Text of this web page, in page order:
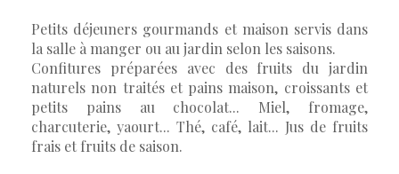
Petits déjeuners gourmands et maison servis dans
la salle à manger ou au jardin selon les saisons.
Confitures préparées avec des fruits du jardin
naturels non traités et pains maison, croissants et
petits pains au chocolat... Miel, fromage,
charcuterie, yaourt... Thé, café, lait... Jus de fruits
frais et fruits de saison.